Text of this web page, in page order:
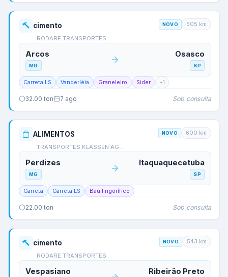
cimento
RODARE TRANSPORTES
NOVO 505 km
Arcos
MG
Osasco
SP
Carreta LS Vanderléia Graneleiro Sider +1
32.00 ton 7 ago Sob consulta
ALIMENTOS
TRANSPORTES KLASSEN AG…
NOVO 600 km
Perdizes
MG
Itaquaquecetuba
SP
Carreta Carreta LS Baú Frigorífico
22.00 ton Sob consulta
cimento
RODARE TRANSPORTES
NOVO 543 km
Vespasiano Ribeirão Preto